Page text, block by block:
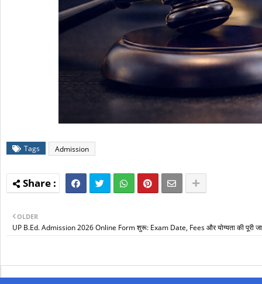
Tags Admission
OLDER
UP B.Ed. Admission 2026 Online Form शुरू: Exam Date, Fees और योग्यता की पूरी